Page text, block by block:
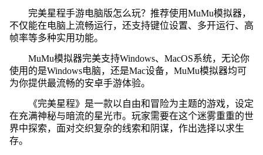
完美星程手游电脑版怎么玩？推荐使用MuMu模拟器，
不仅能在电脑上流畅运行，还支持键位设置、多开运行、高
帧率等多种实用功能。
MuMu模拟器完美支持Windows、MacOS系统，无论你
使用的是Windows电脑，还是Mac设备，MuMu模拟器均可
为你提供最流畅的安卓手游体验。
《完美星程》是一款以自由和冒险为主题的游戏，设定
在充满神秘与暗流的星光市。玩家需要在这个迷雾重重的世
界中探索，面对交织复杂的线索和阴谋，作出选择以求生
存。